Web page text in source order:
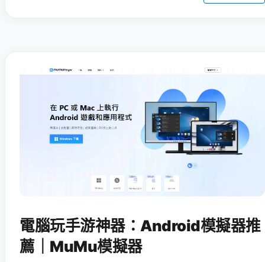
電腦玩手游神器：Android模擬器推
薦｜MuMu模擬器